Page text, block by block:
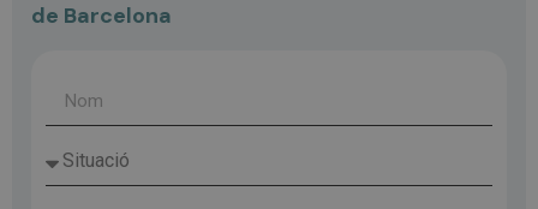
de Barcelona